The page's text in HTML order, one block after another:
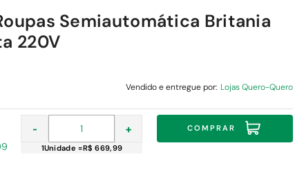
Semiautomática Britania
220V
Vendido e entregue por: Lojas Quero-Quero
+
-
1Unidade =R$ 669,99
COMPRAR